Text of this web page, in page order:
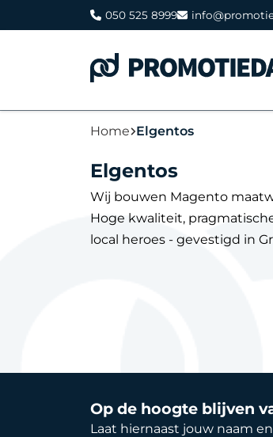
050 525 8999
Home Elgentos
Elgentos
Wij bouwen Magento
Hoge kwaliteit,
local heroes - gevestigd in
Op de hoogte blijven
Laat hiernaast jouw naam